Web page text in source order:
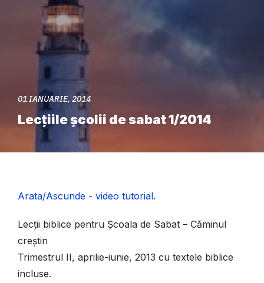
01 IANUARIE, 2014
Lecțiile școlii de sabat 1/2014
Arata/Ascunde - video tutorial.
Lecții biblice pentru Școala de Sabat – Căminul
creștin
Trimestrul II, aprilie-iunie, 2013 cu textele biblice
incluse.